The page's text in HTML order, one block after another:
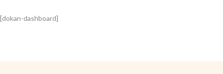
[dokan-dashboard]